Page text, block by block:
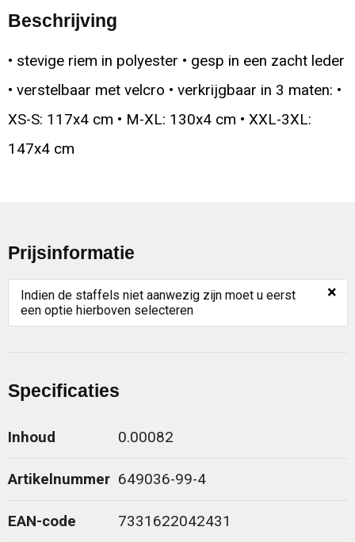
Beschrijving
• stevige riem in polyester • gesp in een zacht leder
• verstelbaar met velcro • verkrijgbaar in 3 maten: •
XS-S: 117x4 cm • M-XL: 130x4 cm • XXL-3XL:
147x4 cm
Prijsinformatie
Indien de staffels niet aanwezig zijn moet u eerst
een optie hierboven selecteren
×
Specificaties
Inhoud 0.00082
Artikelnummer 649036-99-4
EAN-code 7331622042431